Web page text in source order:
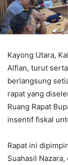
Kayong Utara,
Alfian, turut
berlangsung
rapat yang
Ruang Rapat
insentif fiskal
Rapat ini
Suahasil